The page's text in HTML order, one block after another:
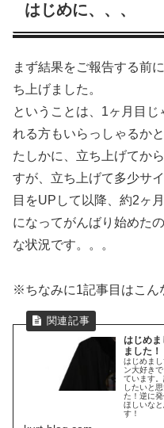
はじめに、、、
まず結果をご報告する前
ち上げました。
ということは、1ヶ月目
れる方もいらっしゃるかと
たしかに、立ち上げてか
すが、立ち上げて多少サ
目をUPして以降、約2ヶ
になってがんばり始めた
な状況です。。。
※ちなみに1記事目はこん
はじめ
ました！
はじめま
ン大好き
ています
したいと
た！逆に
ほしいな
す！